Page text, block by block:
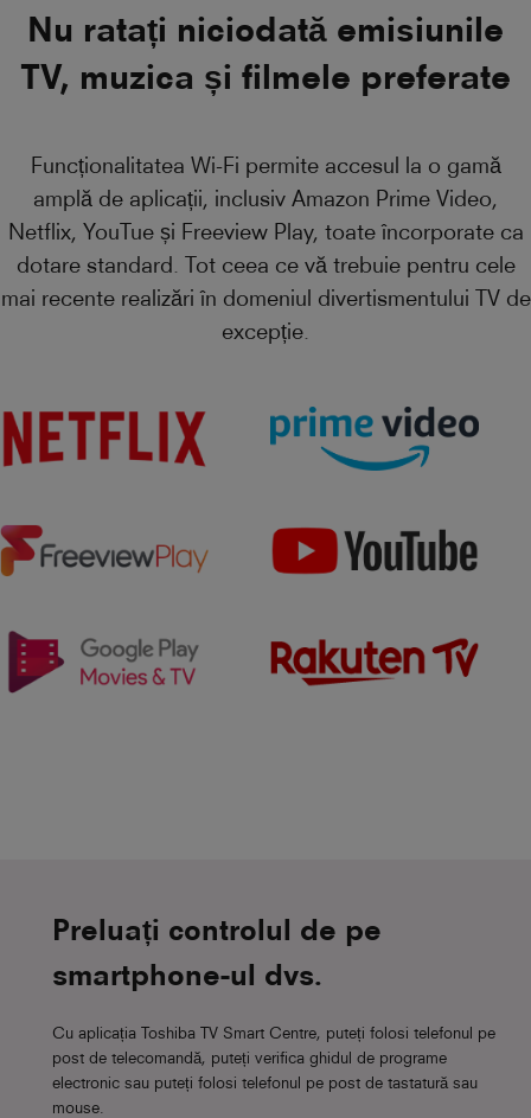
Nu ratați niciodată emisiunile
TV, muzica și filmele preferate
Funcționalitatea Wi-Fi permite accesul la o gamă
amplă de aplicații, inclusiv Amazon Prime Video,
Netflix, YouTue și Freeview Play, toate încorporate ca
dotare standard. Tot ceea ce vă trebuie pentru cele
mai recente realizări în domeniul divertismentului TV de
excepție.
Preluați controlul de pe
smartphone-ul dvs.
Cu aplicația Toshiba TV Smart Centre, puteți folosi telefonul pe
post de telecomandă, puteți verifica ghidul de programe
electronic sau puteți folosi telefonul pe post de tastatură sau
mouse.